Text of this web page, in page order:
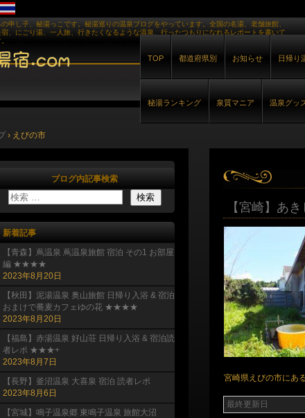
の申し子、秘湯っこです。秘湯巡りの温泉ブログをやっています。全国の名湯、老舗旅館、
、にごり湯、一人旅、行きたくなるような温泉、行ったつもりになれるレポートを書いて
TOP 都道府県別 お知らせ 日帰り
秘湯ランキング 泉質マニア 温泉グッ
› えびの市
【宮崎】あ
宮崎県えびの市にあ
最終更新日
ブログ内記事検索
新着記事
【青森】蔦温泉 蔦温泉旅館 宿泊 その1 お部屋
編 ★★★★
2023年8月20日
【秋田】泥湯温泉 奥山旅館 日帰り入浴 & 宿泊
おまけで蕎麦カフェゆの花 ★★★★
2023年8月20日
【福島】赤湯温泉 好山荘 日帰り入浴 & 宿泊読
者レポ ★★★+
2023年8月7日
【長野】釜沼温泉 大喜泉 宿泊 読者レポ
2023年8月6日
【宮城】鳴子温泉郷 東鳴子温泉 旅館大沼